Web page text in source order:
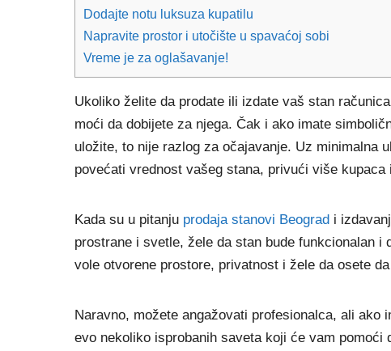
Dodajte notu luksuza kupatilu
Napravite prostor i utočište u spavaćoj sobi
Vreme je za oglašavanje!
Ukoliko želite da prodate ili izdate vaš stan
moći da dobijete za njega. Čak i ako imate
uložite, to nije razlog za očajavanje. Uz minimalna
povećati vrednost vašeg stana, privući više
Kada su u pitanju prodaja stanovi Beograd i
prostrane i svetle, žele da stan bude funkcionalan
vole otvorene prostore, privatnost i žele da osete
Naravno, možete angažovati profesionalca, ali ako
evo nekoliko isprobanih saveta koji će vam